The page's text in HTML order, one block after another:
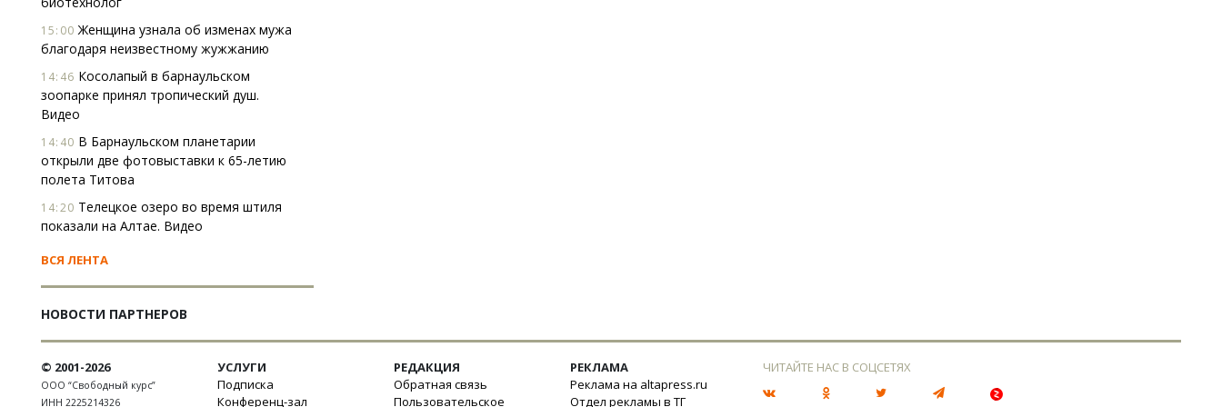
15:00 Женщина узнала об изменах мужа
благодаря неизвестному жужжанию
14:46 Косолапый в барнаульском
зоопарке принял тропический душ.
Видео
14:40 В Барнаульском планетарии
открыли две фотовыставки к 65-летию
полета Титова
14:20 Телецкое озеро во время штиля
показали на Алтае. Видео
ВСЯ ЛЕНТА
НОВОСТИ ПАРТНЕРОВ
© 2001-2026
ООО “Свободный курс”
ИНН 2225214326
УСЛУГИ
Подписка
Конференц-зал
РЕДАКЦИЯ
Обратная связь
Пользовательское
РЕКЛАМА
Реклама на altapress.ru
Отдел рекламы в ТГ
ЧИТАЙТЕ НАС В СОЦСЕТЯХ